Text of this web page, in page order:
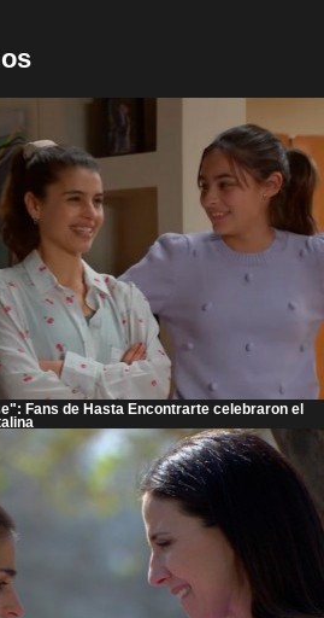
Fans de Hasta Encontrarte celebraron el